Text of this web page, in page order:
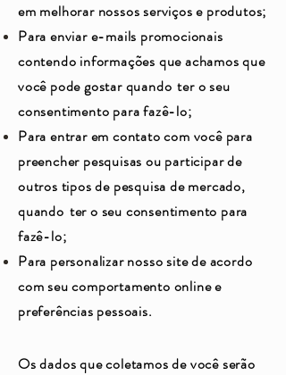
em melhorar nossos serviços e produtos;
Para enviar e-mails promocionais
contendo informações que achamos que
você pode gostar quando ter o seu
consentimento para fazê-lo;
Para entrar em contato com você para
preencher pesquisas ou participar de
outros tipos de pesquisa de mercado,
quando ter o seu consentimento para
fazê-lo;
Para personalizar nosso site de acordo
com seu comportamento online e
preferências pessoais.
Os dados que coletamos de você serão